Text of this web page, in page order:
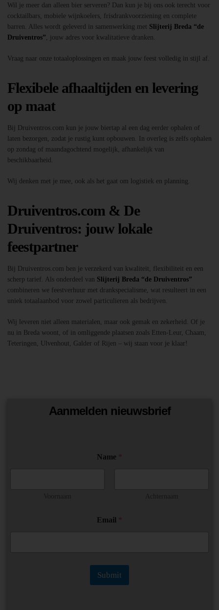
Wil je meer dan alleen bier serveren? Dan kun je bij ons ook terecht voor
cocktailbars, mobiele wijnkoelers, frisdrankvoorziening en complete
barren. Alles wordt geleverd in samenwerking met Slijterij Breda “de
Druiventros” , jouw adres voor kwalitatieve dranken.
Vraag naar onze totaaloplossingen en maak jouw feest volledig in stijl af.
Flexibele afhaaltijden en levering
op maat
Bij Druiventros.com kun je jouw biertap al een dag eerder ophalen of
laten bezorgen, zodat je rustig kunt opbouwen. In overleg is zelfs ophalen
op zondag of maandagochtend mogelijk, afhankelijk van
beschikbaarheid.
Wij denken met je mee, ook als het gaat om logistiek en planning.
Druiventros.com & De
Druiventros: jouw lokale
feestpartner
Bij Druiventros.com ben je verzekerd van kwaliteit, flexibiliteit en een
scherp tarief. Als onderdeel van Slijterij Breda “de Druiventros”
combineren we feestverhuur met drankspecialisme, wat resulteert in een
uniek totaalaanbod voor zowel particulieren als bedrijven.
Wij leveren niet alleen materialen, maar ook gemak en zekerheid. Of je
nu in Breda woont, of in omliggende plaatsen zoals Etten-Leur, Chaam,
Teteringen, Ulvenhout, Galder of Rijen – wij staan voor je klaar!
Aanmelden nieuwsbrief
Name
m
m
e
Email
Submit